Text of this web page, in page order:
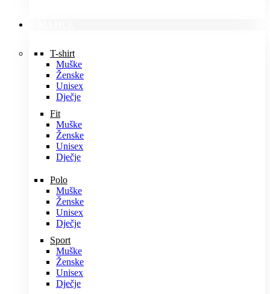
T-shirt
Muške
Ženske
Unisex
Dječje
Fit
Muške
Ženske
Unisex
Dječje
Polo
Muške
Ženske
Unisex
Dječje
Sport
Muške
Ženske
Unisex
Dječje